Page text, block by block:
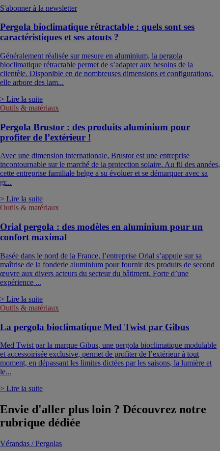
S'abonner à la newsletter
Pergola bioclimatique rétractable : quels sont ses
caractéristiques et ses atouts ?
Généralement réalisée sur mesure en aluminium, la pergola
bioclimatique rétractable permet de s’adapter aux besoins de la
clientèle. Disponible en de nombreuses dimensions et configurations,
elle arbore des lam...
> Lire la suite
Outils & matériaux
Pergola Brustor : des produits aluminium pour
profiter de l’extérieur !
Avec une dimension internationale, Brustor est une entreprise
incontournable sur le marché de la protection solaire. Au fil des années,
cette entreprise familiale belge a su évoluer et se démarquer avec sa
gr...
> Lire la suite
Outils & matériaux
Orial pergola : des modèles en aluminium pour un
confort maximal
Basée dans le nord de la France, l’entreprise Orial s’appuie sur sa
maîtrise de la fonderie aluminium pour fournir des produits de second
œuvre aux divers acteurs du secteur du bâtiment. Forte d’une
expérience ...
> Lire la suite
Outils & matériaux
La pergola bioclimatique Med Twist par Gibus
Med Twist par la marque Gibus, une pergola bioclimatique modulable
et accessoirisée exclusive, permet de profiter de l’extérieur à tout
moment, en dépassant les limites dictées par les saisons, la lumière et
le...
> Lire la suite
Envie d'aller plus loin ? Découvrez notre
rubrique dédiée
Vérandas / Pergolas